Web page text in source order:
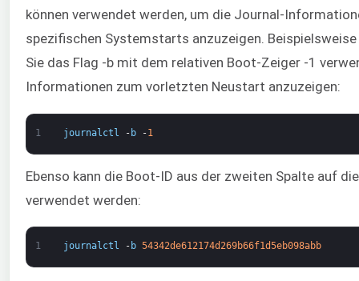
können verwendet werden, um die Journal-
spezifischen Systemstarts anzuzeigen. Beispielsweise
Sie das Flag -b mit dem relativen Boot-Zeiger -1
Informationen zum vorletzten Neustart anzuzeigen:
1 journalctl - b -1
Ebenso kann die Boot-ID aus der zweiten Spalte auf
verwendet werden:
1 journalctl - b 54342de612174d269b66f1d5eb098abb